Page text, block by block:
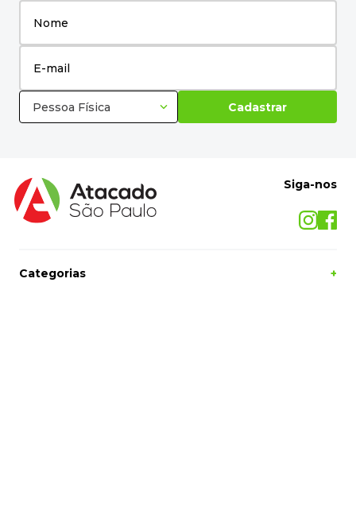
Pessoa Física Cadastrar
Siga-nos
Categorias +